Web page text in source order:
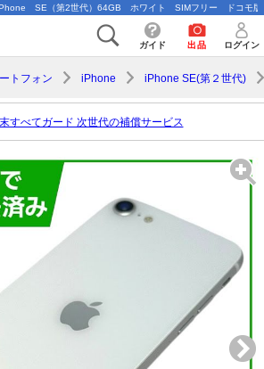
iPhone SE（第2世代）64GB ホワイト SIMフリー ドコモ版
ガイド 出品 ログイン
トフォン iPhone iPhone SE(第２世代)
すべてガード 次世代の補償サービス